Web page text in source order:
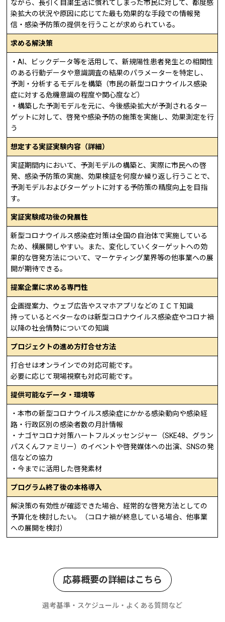
ながら、長引く自粛生活に慣れてしまった市民に対して、都度感
染拡大の状況や原因に応じてた最も効果的な手段での情報発
信・感染予防策の提供を行うことが求められている。
求める解決策
・AI、ビックデータ等を活用して、新規陽性患者発生との相関性
のある行動データや意識調査の結果のパラメーターを特定し、
予測・分析するモデルを構築（市民の新型コロナウイルス感染
症に対する危機意識の程度や関心度など）
・構築した予測モデルを元に、今後感染拡大が予測されるター
ゲットに対して、啓発や感染予防の施策を実施し、効果測定を行
う
想定する実証実験内容（詳細）
実証期間内において、予測モデルの構築と、実際に市民への啓
発、感染予防策の実施、効果検証を何度か繰り返し行うことで、
予測モデルおよびターゲットに対する予防策の精度向上を目指
す。
実証実験成功後の発展性
新型コロナウイルス感染症対策は全国の自治体で実施している
ため、横展開しやすい。また、変化していくターゲットへの効
果的な啓発方法について、マーケティング業界等の他事業への展
開が期待できる。
提案企業に求める専門性
企画提案力、ウェブ広告やスマホアプリなどのＩＣＴ知識
持っているとベターなのは新型コロナウイルス感染症やコロナ禍
以降の社会情勢についての知識
プロジェクトの進め方打合せ方法
打合せはオンラインでの対応可能です。
必要に応じて現場視察も対応可能です。
提供可能なデータ・環境等
・本市の新型コロナウイルス感染症にかかる感染動向や感染経
路・行政区別の感染者数の月計情報
・ナゴヤコロナ対策ハートフルメッセンジャー（SKE48、グラン
パスくんファミリー）のイベントや啓発媒体への出演、SNSの発
信などの協力
・今までに活用した啓発素材
プログラム終了後の本格導入
解決策の有効性が確認できた場合、経常的な啓発方法としての
予算化を検討したい。（コロナ禍が終息している場合、他事業
への展開を検討）
応募概要の詳細はこちら
選考基準・スケジュール・よくある質問など